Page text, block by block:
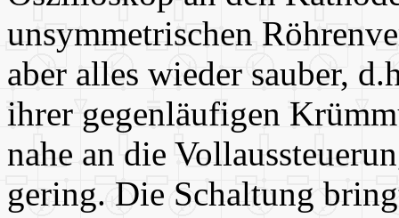
unsymmetrischen
aber alles wieder sauber,
ihrer gegenläufigen
nahe an die
gering. Die Schaltung